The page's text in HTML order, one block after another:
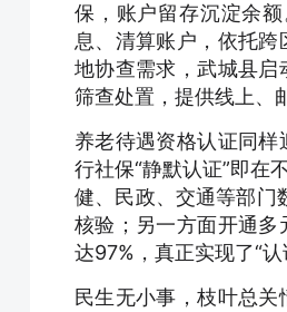
保，账户留存沉淀余
息、清算账户，依托
地协查需求，武城县
筛查处置，提供线上、
养老待遇资格认证同
行社保“静默认证”即在
健、民政、交通等部门
核验；另一方面开通
达97%，真正实现了“
民生无小事，枝叶总